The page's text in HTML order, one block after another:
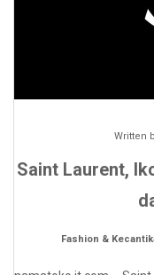
Written
Saint Laurent,
Fashion &